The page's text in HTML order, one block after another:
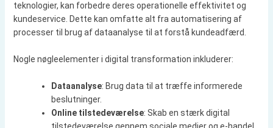
teknologier, kan forbedre deres operationelle effektivitet og
kundeservice. Dette kan omfatte alt fra automatisering af
processer til brug af dataanalyse til at forstå kundeadfærd.
Nogle nøgleelementer i digital transformation inkluderer:
Dataanalyse: Brug data til at træffe informerede
beslutninger.
Online tilstedeværelse: Skab en stærk digital